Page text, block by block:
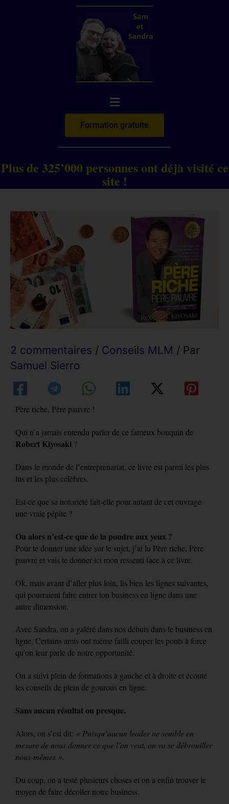
Formation gratuite
Plus de 325’000 personnes ont déjà visité ce
site !
2 commentaires / Conseils MLM / Par
Samuel Sierro
Père riche, Père pauvre !
Qui n’a jamais entendu parler de ce fameux bouquin de
Robert Kiyosaki ?
Dans le monde de l’entreprenariat, ce livre est parmi les plus
lus et les plus célèbres.
Est-ce que sa notoriété fait-elle pour autant de cet ouvrage
une vraie pépite ?
Ou alors n’est-ce que de la poudre aux yeux ?
Pour te donner une idée sur le sujet, j’ai lu Père riche, Père
pauvre et vais te donner ici mon ressenti face à ce livre.
Ok, mais avant d’aller plus loin, lis bien les lignes suivantes,
qui pourraient faire entrer ton business en ligne dans une
autre dimension.
Avec Sandra, on a galéré dans nos débuts dans le business en
ligne. Certains amis ont même failli couper les ponts à force
qu’on leur parle de notre opportunité.
On a suivi plein de formations à gauche et à droite et écouté
les conseils de plein de gourous en ligne.
Sans aucun résultat ou presque.
Alors, on s’est dit: « Puisqu’aucun leader ne semble en
mesure de nous donner ce que l’on veut, on va se débrouiller
nous-mêmes ».
Du coup, on a testé plusieurs choses et on a enfin trouver le
moyen de faire décoller notre business.